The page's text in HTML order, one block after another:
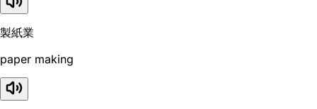
製紙業
paper making